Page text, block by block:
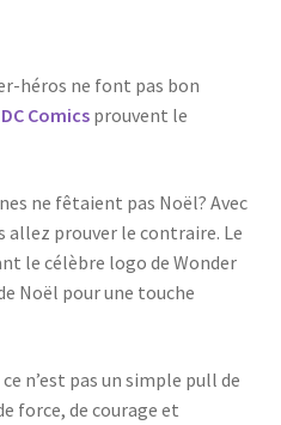
héros ne font pas bon
Comics prouvent le
ne fêtaient pas Noël? Avec
allez prouver le contraire. Le
le célèbre logo de Wonder
Noël pour une touche
n’est pas un simple pull de
force, de courage et